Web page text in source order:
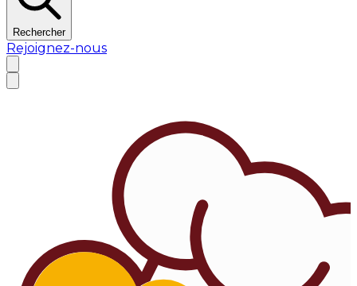
Rechercher
Rejoignez-nous